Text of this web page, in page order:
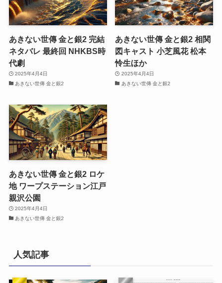
あきない世傳 金と銀2 完結
ネタバレ 最終回 NHKBS時
代劇
2025年4月4日
あきない世傳 金と銀2
あきない世傳 金と銀2 相関
図キャスト 小芝風花 松本
怜生ほか
2025年4月4日
あきない世傳 金と銀2
あきない世傳 金と銀2 ロケ
地 ワープステーション江戸
親沢公園
2025年4月4日
あきない世傳 金と銀2
人気記事